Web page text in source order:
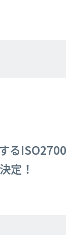
る
定！